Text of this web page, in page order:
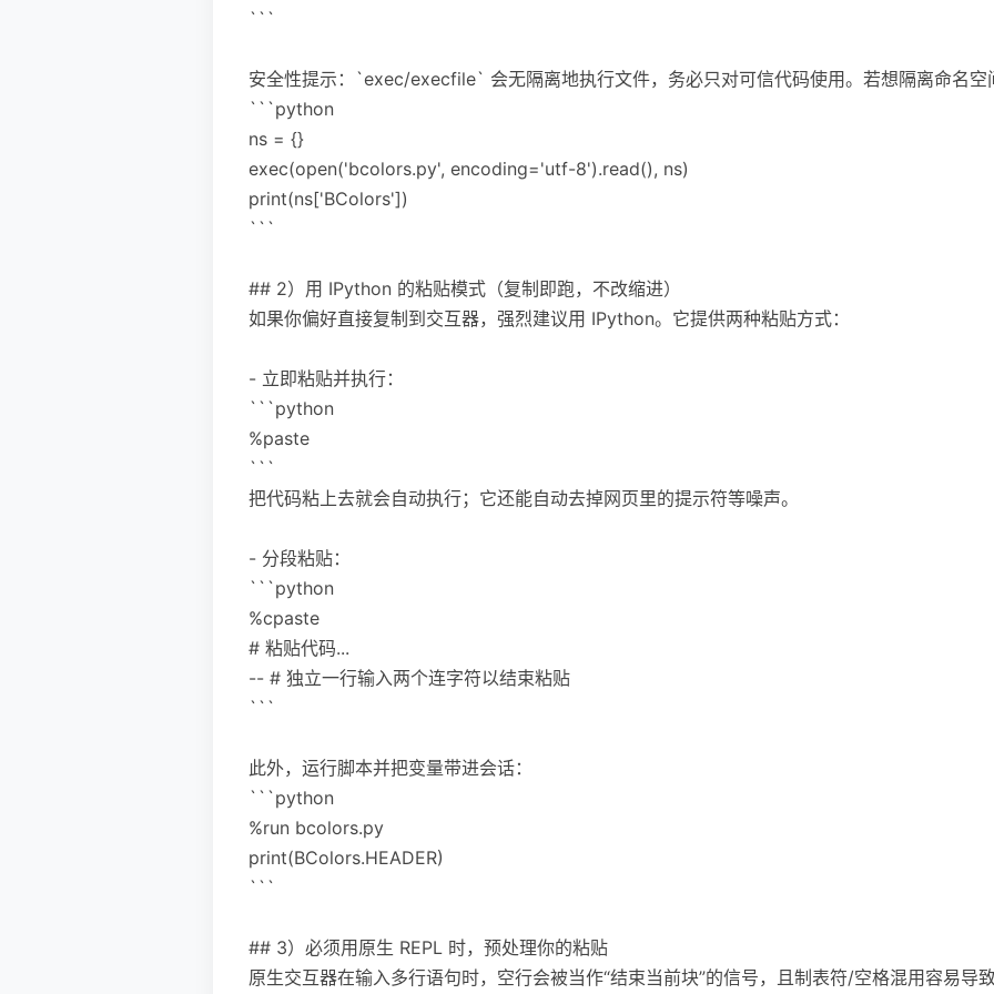
```
安全性提示：`exec/execfile` 会无隔离地执行文件，务必只对可信代码使用。若想隔离命名空
```python
ns = {}
exec(open('bcolors.py', encoding='utf-8').read(), ns)
print(ns['BColors'])
```
## 2）用 IPython 的粘贴模式（复制即跑，不改缩进）
如果你偏好直接复制到交互器，强烈建议用 IPython。它提供两种粘贴方式：
- 立即粘贴并执行：
```python
%paste
```
把代码粘上去就会自动执行；它还能自动去掉网页里的提示符等噪声。
- 分段粘贴：
```python
%cpaste
# 粘贴代码...
-- # 独立一行输入两个连字符以结束粘贴
```
此外，运行脚本并把变量带进会话：
```python
%run bcolors.py
print(BColors.HEADER)
```
## 3）必须用原生 REPL 时，预处理你的粘贴
原生交互器在输入多行语句时，空行会被当作“结束当前块”的信号，且制表符/空格混用容易